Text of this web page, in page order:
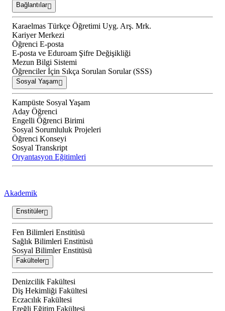
Bağlantılar
Karaelmas Türkçe Öğretimi Uyg. Arş. Mrk.
Kariyer Merkezi
Öğrenci E-posta
E-posta ve Eduroam Şifre Değişikliği
Mezun Bilgi Sistemi
Öğrenciler İçin Sıkça Sorulan Sorular (SSS)
Sosyal Yaşam
Kampüste Sosyal Yaşam
Aday Öğrenci
Engelli Öğrenci Birimi
Sosyal Sorumluluk Projeleri
Öğrenci Konseyi
Sosyal Transkript
Oryantasyon Eğitimleri
Akademik
Enstitüler
Fen Bilimleri Enstitüsü
Sağlık Bilimleri Enstitüsü
Sosyal Bilimler Enstitüsü
Fakülteler
Denizcilik Fakültesi
Diş Hekimliği Fakültesi
Eczacılık Fakültesi
Ereğli Eğitim Fakültesi